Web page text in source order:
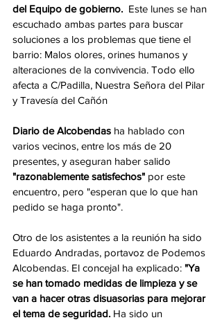
del Equipo de gobierno. Este lunes se han
escuchado ambas partes para buscar
soluciones a los problemas que tiene el
barrio: Malos olores, orines humanos y
alteraciones de la convivencia. Todo ello
afecta a C/Padilla, Nuestra Señora del Pilar
y Travesía del Cañón
Diario de Alcobendas ha hablado con
varios vecinos, entre los más de 20
presentes, y aseguran haber salido
"razonablemente satisfechos" por este
encuentro, pero "esperan que lo que han
pedido se haga pronto".
Otro de los asistentes a la reunión ha sido
Eduardo Andradas, portavoz de Podemos
Alcobendas. El concejal ha explicado: "Ya
se han tomado medidas de limpieza y se
van a hacer otras disuasorias para mejorar
el tema de seguridad. Ha sido un